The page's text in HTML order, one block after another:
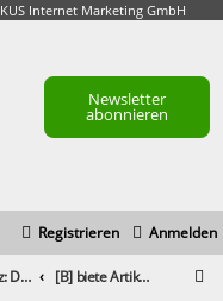
Internet Marketing GmbH
Newsletter
abonnieren
Anmelden
Registrieren
Marktplatz: Dienstleistungen [B] biete Artikelplätze in unserem Baumagazin an